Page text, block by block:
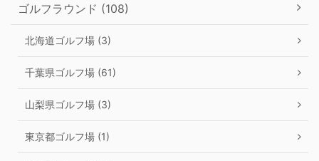
ゴルフラウンド (108)
北海道ゴルフ場 (3)
千葉県ゴルフ場 (61)
山梨県ゴルフ場 (3)
東京都ゴルフ場 (1)